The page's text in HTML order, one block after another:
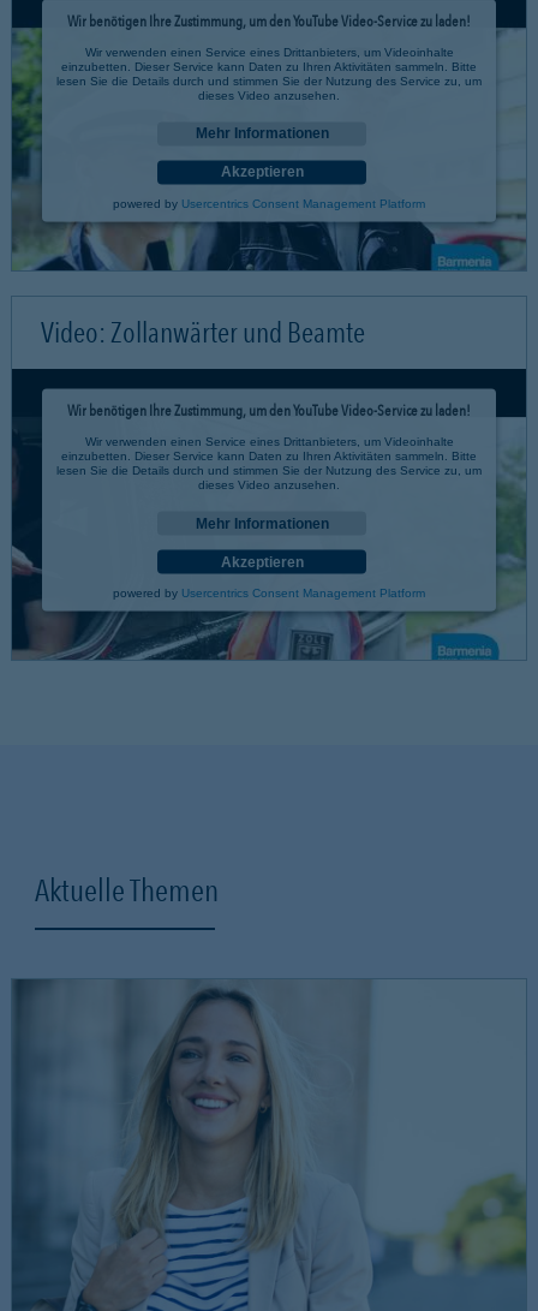
Wir benötigen Ihre Zustimmung, um den YouTube Video-Service zu laden!
Wir verwenden einen Service eines Drittanbieters, um Videoinhalte
einzubetten. Dieser Service kann Daten zu Ihren Aktivitäten sammeln. Bitte
lesen Sie die Details durch und stimmen Sie der Nutzung des Service zu, um
dieses Video anzusehen.
Mehr Informationen
Akzeptieren
powered by Usercentrics Consent Management Platform
Video: Zollanwärter und Beamte
Wir benötigen Ihre Zustimmung, um den YouTube Video-Service zu laden!
Wir verwenden einen Service eines Drittanbieters, um Videoinhalte
einzubetten. Dieser Service kann Daten zu Ihren Aktivitäten sammeln. Bitte
lesen Sie die Details durch und stimmen Sie der Nutzung des Service zu, um
dieses Video anzusehen.
Mehr Informationen
Akzeptieren
powered by Usercentrics Consent Management Platform
Aktuelle Themen